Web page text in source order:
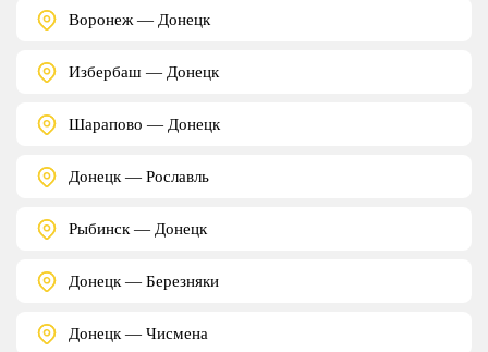
Воронеж — Донецк
Избербаш — Донецк
Шарапово — Донецк
Донецк — Рославль
Рыбинск — Донецк
Донецк — Березняки
Донецк — Чисмена